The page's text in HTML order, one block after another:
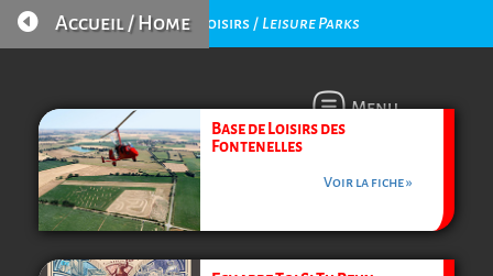
Parcs de Loisirs / Leisure Parks
 Accueil / Home
Menu
Base de Loisirs des
Fontenelles
Voir la fiche »